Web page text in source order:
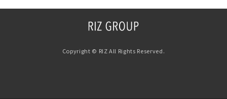
Copyright © RIZ All Rights Reserved.